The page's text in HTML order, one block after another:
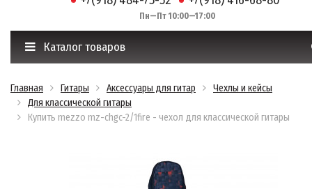
Пн—Пт 10:00—17:00
Каталог товаров
Главная Гитары Аксессуары для гитар
Чехлы и кейсы
Для классической гитары
Купить mezzo mz-chgc-2/1fire - чехол для классической гитары